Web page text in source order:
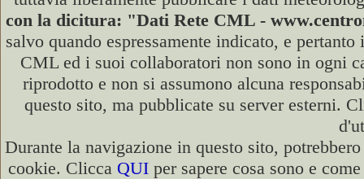
con la dicitura: "Dati Rete CML -
salvo quando espressamente indicato, e
CML ed i suoi collaboratori non sono in ogni
riprodotto e non si assumono alcuna
questo sito, ma pubblicate su server esterni.
Durante la navigazione in questo sito,
cookie. Clicca QUI per sapere cosa sono e